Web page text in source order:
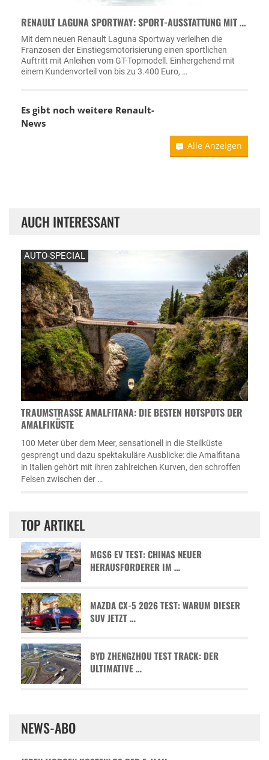
RENAULT LAGUNA SPORTWAY: SPORT-AUSSTATTUNG MIT …
Mit dem neuen Renault Laguna Sportway verleihen die
Franzosen der Einstiegsmotorisierung einen sportlichen
Auftritt mit Anleihen vom GT-Topmodell. Einhergehend mit
einem Kundenvorteil von bis zu 3.400 Euro, …
Es gibt noch weitere Renault-
News
Alle Anzeigen
AUCH INTERESSANT
AUTO-SPECIAL
TRAUMSTRASSE AMALFITANA: DIE BESTEN HOTSPOTS DER A
MALFIKÜSTE
100 Meter über dem Meer, sensationell in die Steilküste
gesprengt und dazu spektakuläre Ausblicke: die Amalfitana
in Italien gehört mit ihren zahlreichen Kurven, den schroffen
Felsen zwischen der …
TOP ARTIKEL
MGS6 EV TEST: CHINAS NEUER
HERAUSFORDERER IM …
MAZDA CX-5 2026 TEST: WARUM DIESER
SUV JETZT …
BYD ZHENGZHOU TEST TRACK: DER
ULTIMATIVE …
NEWS-ABO